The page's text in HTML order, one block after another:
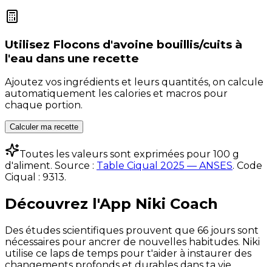
Utilisez Flocons d'avoine bouillis/cuits à
l'eau dans une recette
Ajoutez vos ingrédients et leurs quantités, on calcule
automatiquement les calories et macros pour
chaque portion.
Calculer ma recette
Toutes les valeurs sont exprimées pour 100 g
d'aliment. Source : Table Ciqual 2025 — ANSES. Code
Ciqual : 9313.
Découvrez l'App Niki Coach
Des études scientifiques prouvent que 66 jours sont
nécessaires pour ancrer de nouvelles habitudes. Niki
utilise ce laps de temps pour t'aider à instaurer des